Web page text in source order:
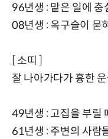
96년생 : 맡은 일에
08년생 : 옥구슬이 묻
[ 소띠 ]
잘 나아가다가 흉한
49년생 : 고집을 부릴
61년생 : 주변의 사람